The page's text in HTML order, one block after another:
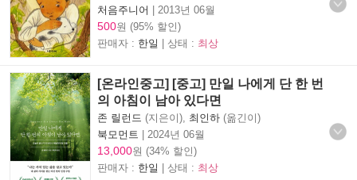
처음주니어 | 2013년 06월
500원 (95% 할인)
판매자 : 한일 | 상태 : 최상
[온라인중고] [중고] 만일 나에게 단 한 번
의 아침이 남아 있다면
존 릴런드 (지은이), 최인하 (옮긴이)
북모먼트 | 2024년 06월
13,000원 (34% 할인)
판매자 : 한일 | 상태 : 최상